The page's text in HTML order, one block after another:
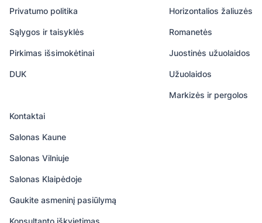
Privatumo politika
Sąlygos ir taisyklės
Pirkimas išsimokėtinai
DUK
Horizontalios žaliuzės
Romanetės
Juostinės užuolaidos
Užuolaidos
Markizės ir pergolos
Kontaktai
Salonas Kaune
Salonas Vilniuje
Salonas Klaipėdoje
Gaukite asmeninį pasiūlymą